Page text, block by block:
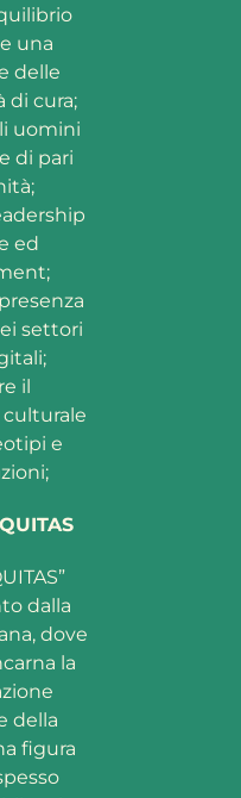
una
delle
di cura;
uomini
di pari
ed
settori
il
e
dalla
dove
la
della
figura